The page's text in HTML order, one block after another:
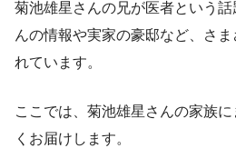
菊池雄星さんの兄が医者という
んの情報や実家の豪邸など、さ
れています。
ここでは、菊池雄星さんの家族
くお届けします。